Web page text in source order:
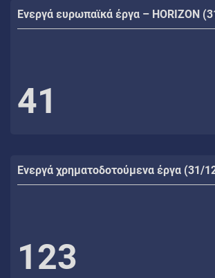
Ενεργά ευρωπαϊκά έργα – HORIZON
41
Ενεργά χρηματοδοτούμενα έργα (31/
123